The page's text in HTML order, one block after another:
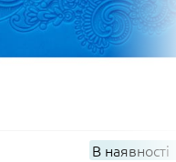
В наявності